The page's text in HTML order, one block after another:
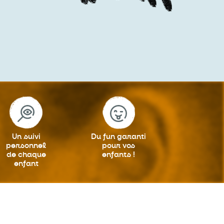
Un suivi
personnel
de chaque
enfant
Du fun garanti
pour vos
enfants !